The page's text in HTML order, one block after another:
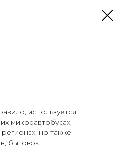
используется
микроавтобусах,
но также
бытовок.